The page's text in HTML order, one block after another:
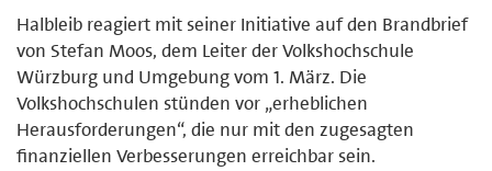
Halbleib reagiert mit seiner Initiative auf den Brandbrief
von Stefan Moos, dem Leiter der Volkshochschule
Würzburg und Umgebung vom 1. März. Die
Volkshochschulen stünden vor „erheblichen
Herausforderungen“, die nur mit den zugesagten
finanziellen Verbesserungen erreichbar sein.